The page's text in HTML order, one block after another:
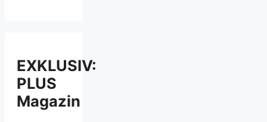
EXKLUSIV:
PLUS
Magazin